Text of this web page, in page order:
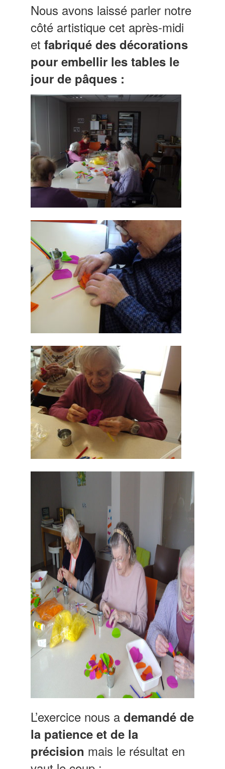
Nous avons laissé parler notre
côté artistique cet après-midi
etfabriqué des décorations
pour embellir les tables le
jour de pâques :
L’exercice nous ademandé de
la patience et de la
précision mais le résultat en